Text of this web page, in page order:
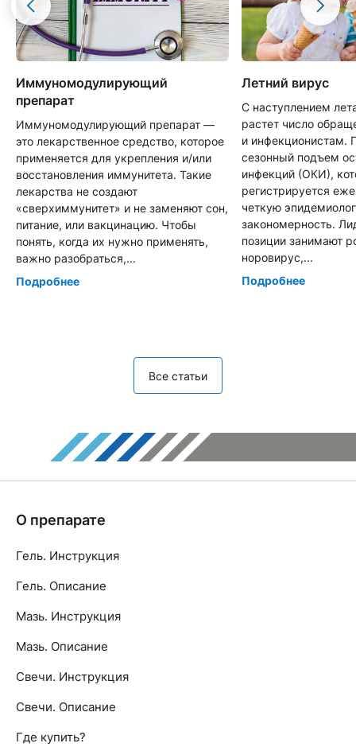
Иммуномодулирующий
препарат
Иммуномодулирующий препарат —
это лекарственное средство, которое
применяется для укрепления и/или
восстановления иммунитета. Такие
лекарства не создают
«сверхиммунитет» и не заменяют сон,
питание, или вакцинацию. Чтобы
понять, когда их нужно применять,
важно разобраться,...
Подробнее
Летний вирус
С наступлением
растет число
и инфекционистам.
сезонный подъем
инфекций (ОКИ),
регистрируется
четкую
закономерность.
позиции занимают
норовирус,...
Подробнее
Все статьи
О препарате
Гель. Инструкция
Гель. Описание
Мазь. Инструкция
Мазь. Описание
Свечи. Инструкция
Свечи. Описание
Где купить?